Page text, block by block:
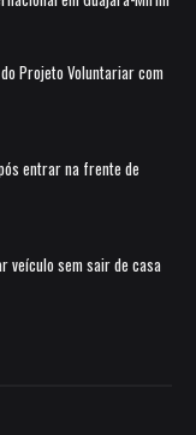
Projeto Voluntariar com
entrar na frente de
veículo sem sair de casa